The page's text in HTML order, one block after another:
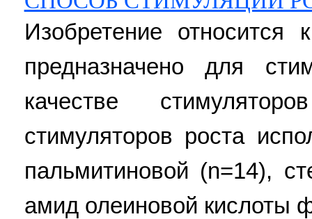
Изобретение относится
предназначено для
качестве
стимуляторов роста
пальмитиновой (n=14),
амид олеиновой кислоты